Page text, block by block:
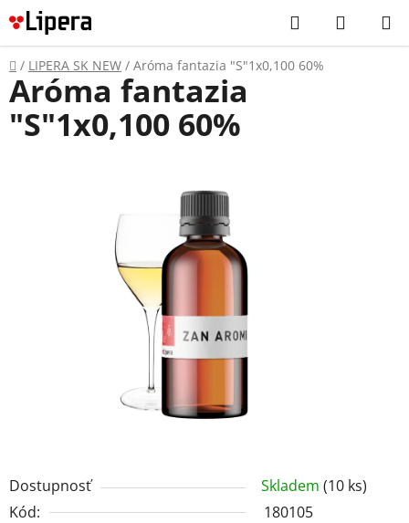
Prejsť
na
obsah
Hľadať
KOŠÍK
Domov
/ LIPERA SK NEW / Aróma fantazia "S"1x0,100 60%
Dostupnosť Skladem (10 ks)
Kód:
180105
Aróma fantazia
"S"1x0,100 60%